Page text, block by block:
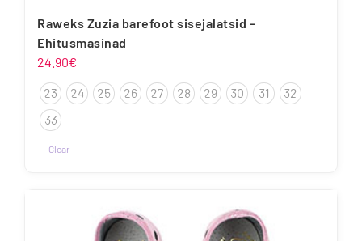
Raweks Zuzia barefoot sisejalatsid –
Ehitusmasinad
24.90€
23 24 25 26 27 28 29 30 31
32
33
Clear